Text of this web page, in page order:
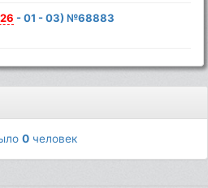
- 01 - 03) №68883
0 человек